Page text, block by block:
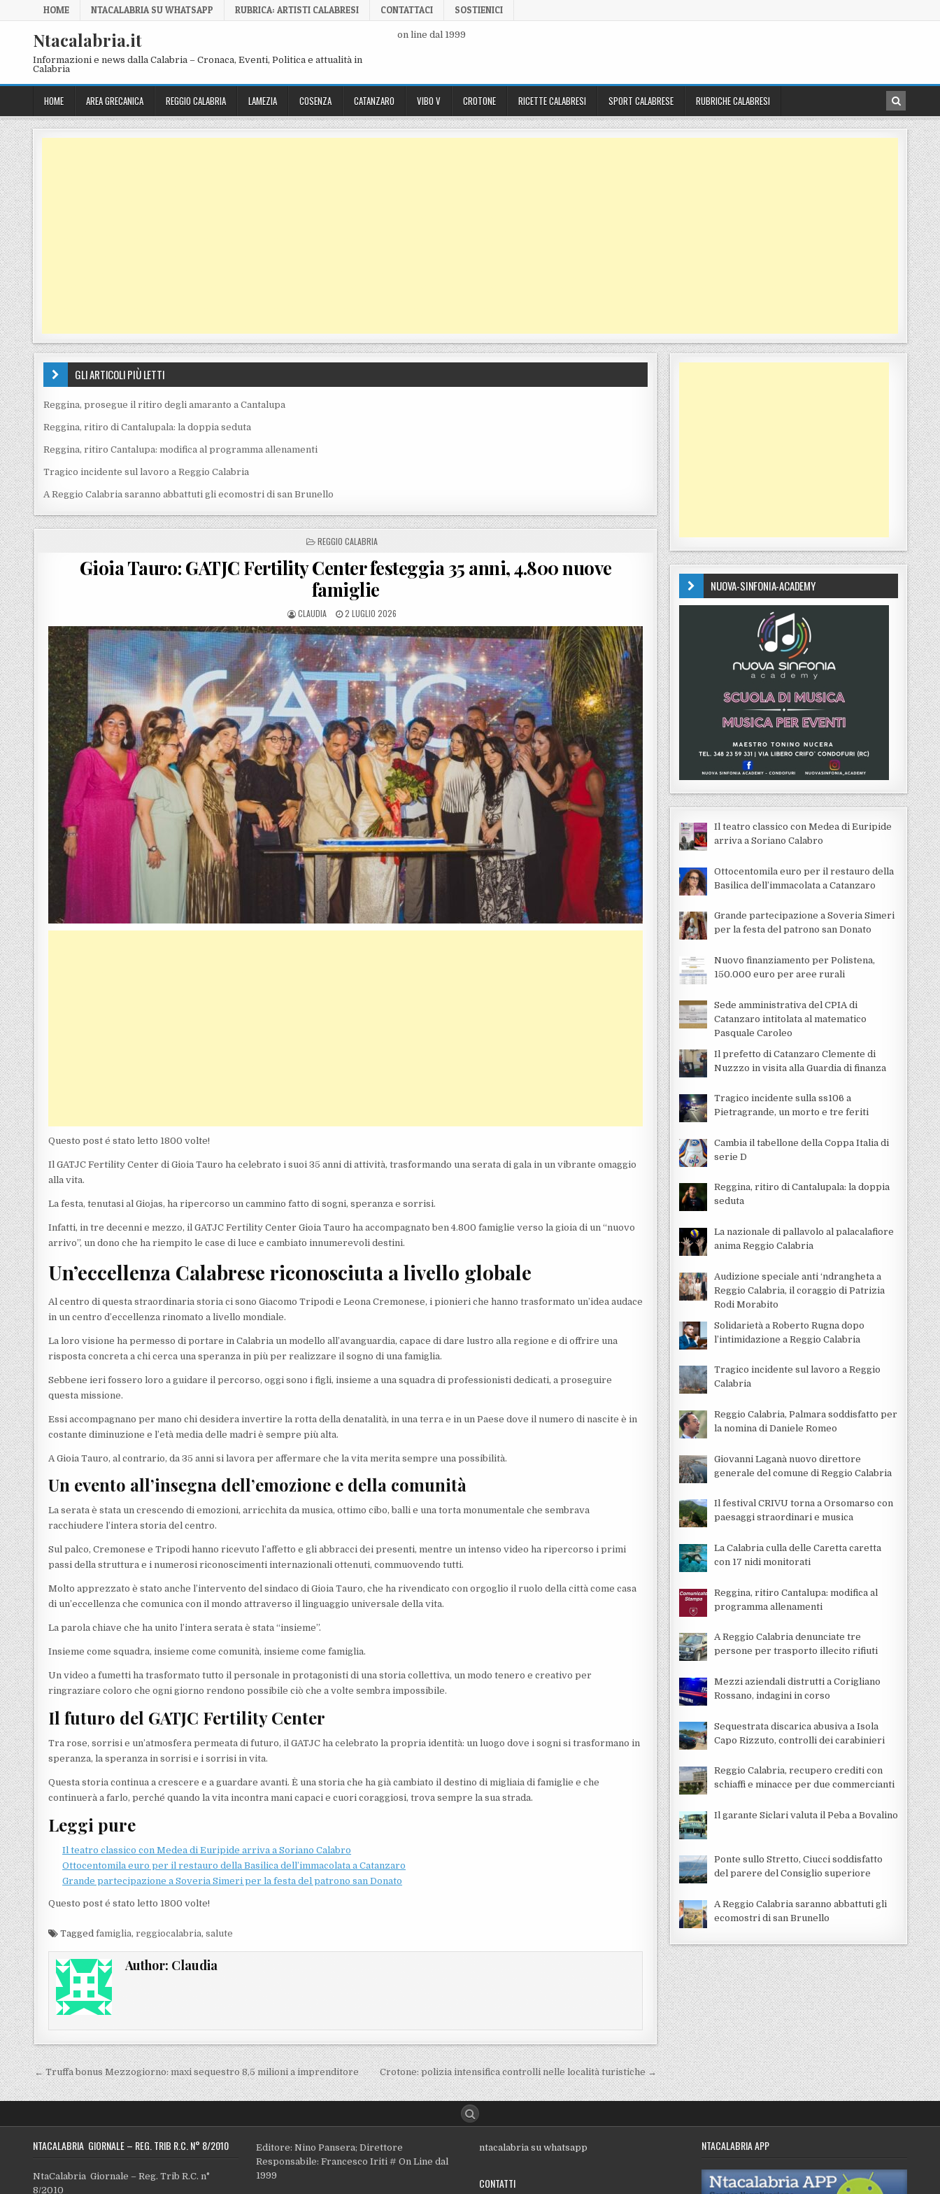
Skip to content
HOME NTACALABRIA SU WHATSAPP RUBRICA: ARTISTI CALABRESI CONTATTACI SOSTIENICI
Ntacalabria.it
Informazioni e news dalla Calabria – Cronaca, Eventi, Politica e attualità in
Calabria
on line dal 1999
HOME AREA GRECANICA REGGIO CALABRIA LAMEZIA COSENZA CATANZARO VIBO V CROTONE RICETTE CALABRESI SPORT CALABRESE RUBRICHE CALABRESI
GLI ARTICOLI PIÙ LETTI
Reggina, prosegue il ritiro degli amaranto a Cantalupa
Reggina, ritiro di Cantalupala: la doppia seduta
Reggina, ritiro Cantalupa: modifica al programma allenamenti
Tragico incidente sul lavoro a Reggio Calabria
A Reggio Calabria saranno abbattuti gli ecomostri di san Brunello
POSTED IN
REGGIO CALABRIA
Gioia Tauro: GATJC Fertility Center festeggia 35 anni, 4.800 nuove
famiglie
POSTED BY
CLAUDIA POSTED ON
2 LUGLIO 2026
Questo post é stato letto 1800 volte!
Il GATJC Fertility Center di Gioia Tauro ha celebrato i suoi 35 anni di attività, trasformando una serata di gala in un vibrante omaggio
alla vita.
La festa, tenutasi al Giojas, ha ripercorso un cammino fatto di sogni, speranza e sorrisi.
Infatti, in tre decenni e mezzo, il GATJC Fertility Center Gioia Tauro ha accompagnato ben 4.800 famiglie verso la gioia di un “nuovo
arrivo”, un dono che ha riempito le case di luce e cambiato innumerevoli destini.
Un’eccellenza Calabrese riconosciuta a livello globale
Al centro di questa straordinaria storia ci sono Giacomo Tripodi e Leona Cremonese, i pionieri che hanno trasformato un’idea audace
in un centro d’eccellenza rinomato a livello mondiale.
La loro visione ha permesso di portare in Calabria un modello all’avanguardia, capace di dare lustro alla regione e di offrire una
risposta concreta a chi cerca una speranza in più per realizzare il sogno di una famiglia.
Sebbene ieri fossero loro a guidare il percorso, oggi sono i figli, insieme a una squadra di professionisti dedicati, a proseguire
questa missione.
Essi accompagnano per mano chi desidera invertire la rotta della denatalità, in una terra e in un Paese dove il numero di nascite è in
costante diminuzione e l’età media delle madri è sempre più alta.
A Gioia Tauro, al contrario, da 35 anni si lavora per affermare che la vita merita sempre una possibilità.
Un evento all’insegna dell’emozione e della comunità
La serata è stata un crescendo di emozioni, arricchita da musica, ottimo cibo, balli e una torta monumentale che sembrava
racchiudere l’intera storia del centro.
Sul palco, Cremonese e Tripodi hanno ricevuto l’affetto e gli abbracci dei presenti, mentre un intenso video ha ripercorso i primi
passi della struttura e i numerosi riconoscimenti internazionali ottenuti, commuovendo tutti.
Molto apprezzato è stato anche l’intervento del sindaco di Gioia Tauro, che ha rivendicato con orgoglio il ruolo della città come casa
di un’eccellenza che comunica con il mondo attraverso il linguaggio universale della vita.
La parola chiave che ha unito l’intera serata è stata “insieme”.
Insieme come squadra, insieme come comunità, insieme come famiglia.
Un video a fumetti ha trasformato tutto il personale in protagonisti di una storia collettiva, un modo tenero e creativo per
ringraziare coloro che ogni giorno rendono possibile ciò che a volte sembra impossibile.
Il futuro del GATJC Fertility Center
Tra rose, sorrisi e un’atmosfera permeata di futuro, il GATJC ha celebrato la propria identità: un luogo dove i sogni si trasformano in
speranza, la speranza in sorrisi e i sorrisi in vita.
Questa storia continua a crescere e a guardare avanti. È una storia che ha già cambiato il destino di migliaia di famiglie e che
continuerà a farlo, perché quando la vita incontra mani capaci e cuori coraggiosi, trova sempre la sua strada.
Leggi pure
Il teatro classico con Medea di Euripide arriva a Soriano Calabro
Ottocentomila euro per il restauro della Basilica dell’immacolata a Catanzaro
Grande partecipazione a Soveria Simeri per la festa del patrono san Donato
Questo post é stato letto 1800 volte!
Taggedfamiglia,reggiocalabria,salute
Author: Claudia
Navigazione articoli
← Truffa bonus Mezzogiorno: maxi sequestro 8,5 milioni a imprenditore Crotone: polizia intensifica controlli nelle località turistiche →
NUOVA-SINFONIA-ACADEMY
Il teatro classico con Medea di Euripide
arriva a Soriano Calabro
Ottocentomila euro per il restauro della
Basilica dell’immacolata a Catanzaro
Grande partecipazione a Soveria Simeri
per la festa del patrono san Donato
Nuovo finanziamento per Polistena,
150.000 euro per aree rurali
Sede amministrativa del CPIA di
Catanzaro intitolata al matematico
Pasquale Caroleo
Il prefetto di Catanzaro Clemente di
Nuzzzo in visita alla Guardia di finanza
Tragico incidente sulla ss106 a
Pietragrande, un morto e tre feriti
Cambia il tabellone della Coppa Italia di
serie D
Reggina, ritiro di Cantalupala: la doppia
seduta
La nazionale di pallavolo al palacalafiore
anima Reggio Calabria
Audizione speciale anti ‘ndrangheta a
Reggio Calabria, il coraggio di Patrizia
Rodi Morabito
Solidarietà a Roberto Rugna dopo
l’intimidazione a Reggio Calabria
Tragico incidente sul lavoro a Reggio
Calabria
Reggio Calabria, Palmara soddisfatto per
la nomina di Daniele Romeo
Giovanni Laganà nuovo direttore
generale del comune di Reggio Calabria
Il festival CRIVU torna a Orsomarso con
paesaggi straordinari e musica
La Calabria culla delle Caretta caretta
con 17 nidi monitorati
Reggina, ritiro Cantalupa: modifica al
programma allenamenti
A Reggio Calabria denunciate tre
persone per trasporto illecito rifiuti
Mezzi aziendali distrutti a Corigliano
Rossano, indagini in corso
Sequestrata discarica abusiva a Isola
Capo Rizzuto, controlli dei carabinieri
Reggio Calabria, recupero crediti con
schiaffi e minacce per due commercianti
Il garante Siclari valuta il Peba a Bovalino
Ponte sullo Stretto, Ciucci soddisfatto
del parere del Consiglio superiore
A Reggio Calabria saranno abbattuti gli
ecomostri di san Brunello
NTACALABRIA GIORNALE – REG. TRIB R.C. N° 8/2010
NtaCalabria Giornale – Reg. Trib R.C. n°
8/2010
Editore: Nino Pansera; Direttore
Responsabile: Francesco Iriti # On Line dal
1999
ntacalabria su whatsapp
CONTATTI
NTACALABRIA APP